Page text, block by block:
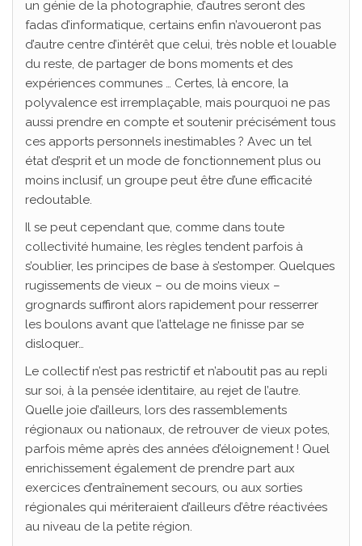
un génie de la photographie, d’autres seront des
fadas d’informatique, certains enfin n’avoueront pas
d’autre centre d’intérêt que celui, très noble et louable
du reste, de partager de bons moments et des
expériences communes … Certes, là encore, la
polyvalence est irremplaçable, mais pourquoi ne pas
aussi prendre en compte et soutenir précisément tous
ces apports personnels inestimables ? Avec un tel
état d’esprit et un mode de fonctionnement plus ou
moins inclusif, un groupe peut être d’une efficacité
redoutable.
Il se peut cependant que, comme dans toute
collectivité humaine, les règles tendent parfois à
s’oublier, les principes de base à s’estomper. Quelques
rugissements de vieux – ou de moins vieux –
grognards suffiront alors rapidement pour resserrer
les boulons avant que l’attelage ne finisse par se
disloquer…
Le collectif n’est pas restrictif et n’aboutit pas au repli
sur soi, à la pensée identitaire, au rejet de l’autre.
Quelle joie d’ailleurs, lors des rassemblements
régionaux ou nationaux, de retrouver de vieux potes,
parfois même après des années d’éloignement ! Quel
enrichissement également de prendre part aux
exercices d’entraînement secours, ou aux sorties
régionales qui mériteraient d’ailleurs d’être réactivées
au niveau de la petite région.